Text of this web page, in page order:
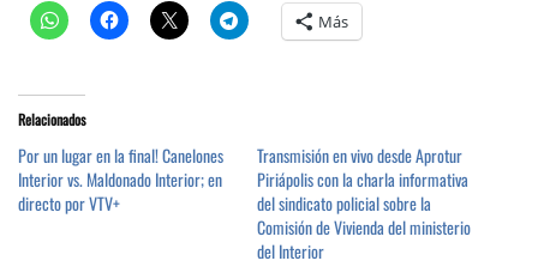
Más
Relacionados
Por un lugar en la final! Canelones
Interior vs. Maldonado Interior; en
directo por VTV+
Transmisión en vivo desde Aprotur
Piriápolis con la charla informativa
del sindicato policial sobre la
Comisión de Vivienda del ministerio
del Interior